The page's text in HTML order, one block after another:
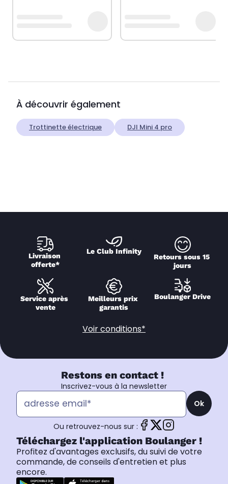
À découvrir également
Trottinette électrique DJI Mini 4 pro
Livraison
offerte*
Le Club Infinity
Retours sous 15
jours
Service après
vente
Meilleurs prix
garantis
Boulanger Drive
Voir conditions*
Restons en contact !
Inscrivez-vous à la newsletter
Ok
Ou retrouvez-nous sur :
Téléchargez l'application Boulanger !
Profitez d'avantages exclusifs, du suivi de votre
commande, de conseils d'entretien et plus
encore.